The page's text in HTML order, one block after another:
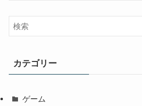
カテゴリー
ゲーム